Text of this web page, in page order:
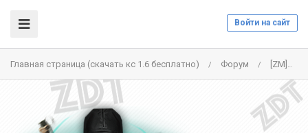
Войти на сайт
Главная страница (скачать кс 1.6 бесплатно) / Форум / [ZM]НАЦИЯ Z[CSO+LVL] - 46.174.55.7:27015